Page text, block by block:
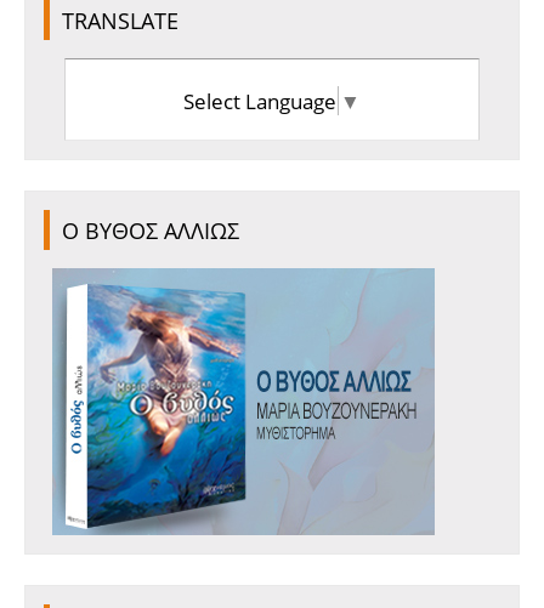
TRANSLATE
Select Language ▼
Ο ΒΥΘΟΣ ΑΛΛΙΩΣ